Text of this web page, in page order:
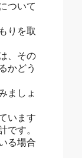
ついて
りを取
、その
かどう
ましょ
います
です。
る場合